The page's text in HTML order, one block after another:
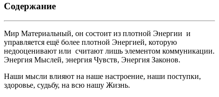
Содержание
Мир Материальный, он состоит из плотной Энергии и
управляется ещё более плотной Энергией, которую
недооценивают или считают лишь элементом коммуникации.
Энергия Мыслей, энергия Чувств, Энергия Законов.
Наши мысли влияют на наше настроение, наши поступки,
здоровье, судьбу, на всю нашу Жизнь.